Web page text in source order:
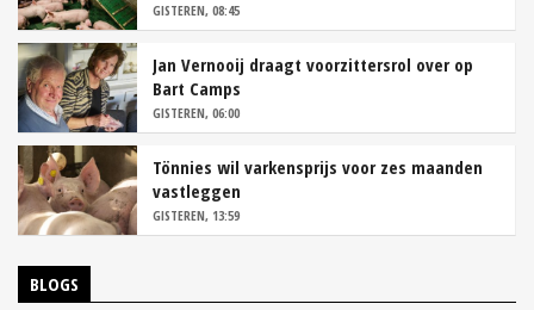
GISTEREN, 08:45
Jan Vernooij draagt voorzittersrol over op
Bart Camps
GISTEREN, 06:00
Tönnies wil varkensprijs voor zes maanden
vastleggen
GISTEREN, 13:59
BLOGS